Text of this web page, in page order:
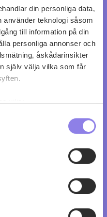
din personliga data,
teknologi såsom
till information på din
personliga annonser och
åskådarinsikter
själv välja vilka som får
vilja:
på upp till flera meter
uppgifter
ditt samtycke när som